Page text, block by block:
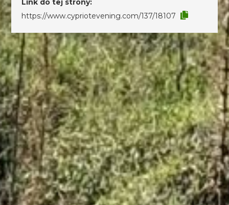
Link do tej strony:
https://www.cypriotevening.com/137/18107